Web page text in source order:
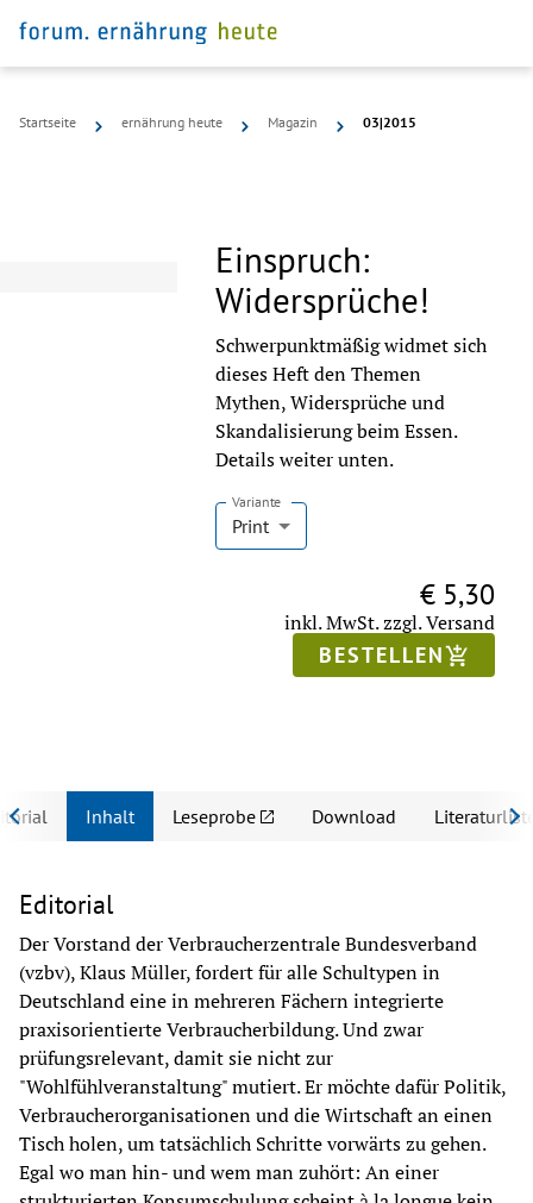
Startseite ernährung heute Magazin 03|2015
Einspruch:
Widersprüche!
Schwerpunktmäßig widmet sich
dieses Heft den Themen
Mythen, Widersprüche und
Skandalisierung beim Essen.
Details weiter unten.
Variante
Print
€ 5,30
inkl. MwSt.zzgl. Versand
BESTELLEN
Inhalt Leseprobe Download
Editorial
Der Vorstand der Verbraucherzentrale Bundesverband
(vzbv), Klaus Müller, fordert für alle Schultypen in
Deutschland eine in mehreren Fächern integrierte
praxisorientierte Verbraucherbildung. Und zwar
prüfungsrelevant, damit sie nicht zur
"Wohlfühlveranstaltung" mutiert. Er möchte dafür Politik,
Verbraucherorganisationen und die Wirtschaft an einen
Tisch holen, um tatsächlich Schritte vorwärts zu gehen.
Egal wo man hin- und wem man zuhört: An einer